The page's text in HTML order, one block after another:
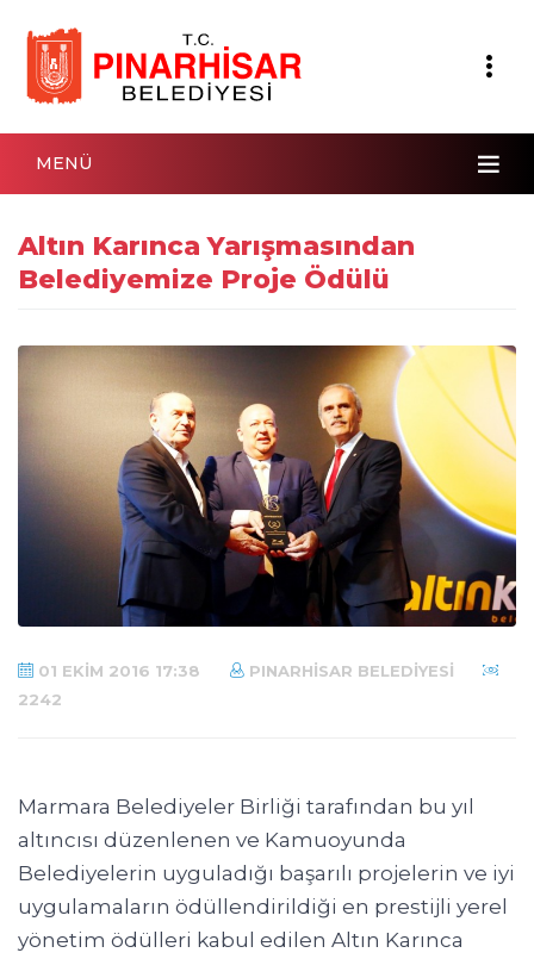
MENÜ
Altın Karınca Yarışmasından
Belediyemize Proje Ödülü
01 EKIM 2016 17:38
PINARHISAR BELEDIYESI
2242
Marmara Belediyeler Birliği tarafından bu yıl
altıncısı düzenlenen ve Kamuoyunda
Belediyelerin uyguladığı başarılı projelerin ve iyi
uygulamaların ödüllendirildiği en prestijli yerel
yönetim ödülleri kabul edilen Altın Karınca